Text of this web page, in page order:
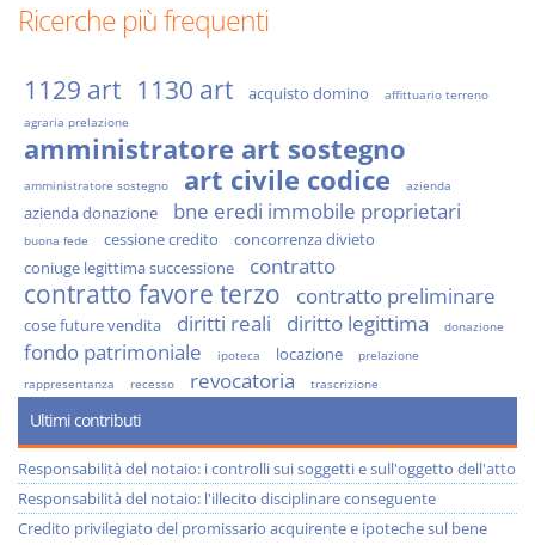
Ricerche più frequenti
1129 art 1130 art acquisto domino
affittuario terreno
agraria prelazione
amministratore art sostegno
amministratore sostegno art civile codice azienda
azienda donazione bne eredi immobile proprietari
buona fede cessione credito
concorrenza divieto
coniuge legittima successione
contratto
contratto favore terzo contratto preliminare
cose future vendita diritti reali diritto legittima donazione
fondo patrimoniale ipoteca locazione
prelazione
rappresentanza
recesso revocatoria trascrizione
Ultimi contributi
Responsabilità del notaio: i controlli sui soggetti e sull'oggetto dell'atto
Responsabilità del notaio: l'illecito disciplinare conseguente
Credito privilegiato del promissario acquirente e ipoteche sul bene